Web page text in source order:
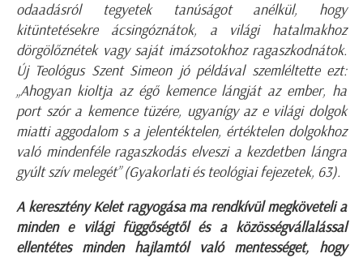
odaadásról tegyetek tanúságot anélkül, hogy
kitüntetésekre ácsingóznátok, a világi hatalmakhoz
dörgölőznétek vagy saját imázsotokhoz ragaszkodnátok.
Új Teológus Szent Simeon jó példával szemléltette ezt:
„Ahogyan kioltja az égő kemence lángját az ember, ha
port szór a kemence tüzére, ugyanígy az e világi dolgok
miatti aggodalom s a jelentéktelen, értéktelen dolgokhoz
való mindenféle ragaszkodás elveszi a kezdetben lángra
gyúlt szív melegét” (Gyakorlati és teológiai fejezetek, 63).
A keresztény Kelet ragyogása ma rendkívül megköveteli a
minden e világi függőségtől és a közösségvállalással
ellentétes minden hajlamtól való mentességet, hogy